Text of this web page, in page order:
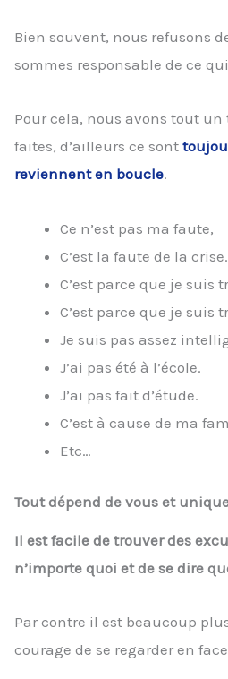
Bien souvent, nous refusons
sommes responsable de ce
Pour cela, nous avons tout un
faites, d’ailleurs ce sont
reviennent en boucle.
Ce n’est pas ma faute,
C’est la faute de la crise.
C’est parce que je suis
C’est parce que je suis
Je suis pas assez
J’ai pas été à l’école.
J’ai pas fait d’étude.
C’est à cause de ma
Etc…
Tout dépend de vous et
Il est facile de trouver des
n’importe quoi et de se dire
Par contre il est beaucoup
courage de se regarder en